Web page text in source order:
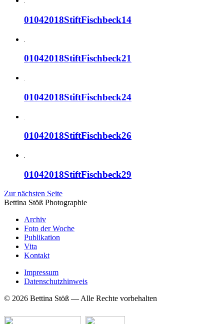
01042018StiftFischbeck14
01042018StiftFischbeck21
01042018StiftFischbeck24
01042018StiftFischbeck26
01042018StiftFischbeck29
Zur nächsten Seite
Bettina Stöß Photographie
Archiv
Foto der Woche
Publikation
Vita
Kontakt
Impressum
Datenschutzhinweis
© 2026 Bettina Stöß — Alle Rechte vorbehalten